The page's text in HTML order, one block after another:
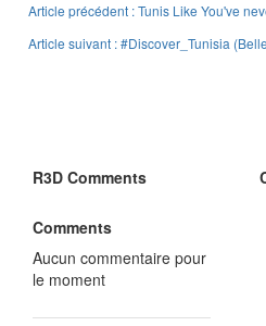
Article précédent : Tunis Like You've
Article suivant : #Discover_Tunisia
R3D Comments
Comments
Aucun commentaire pour
le moment